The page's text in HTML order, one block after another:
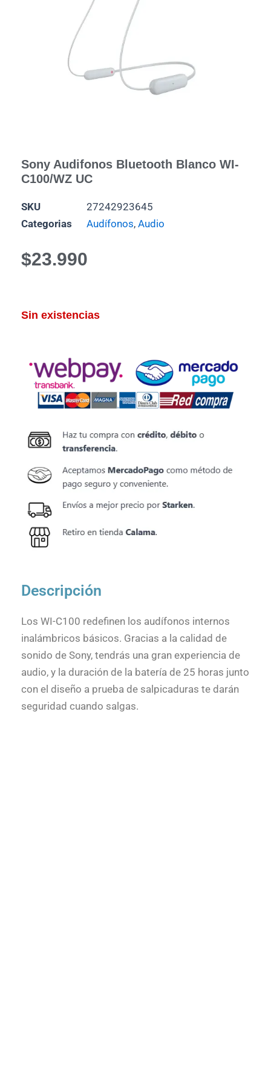
Sony Audifonos Bluetooth Blanco WI-
C100/WZ UC
SKU
27242923645
Categorias
Audífonos, Audio
$23.990
Sin existencias
Descripción
Los WI-C100 redefinen los audífonos internos
inalámbricos básicos. Gracias a la calidad de
sonido de Sony, tendrás una gran experiencia de
audio, y la duración de la batería de 25 horas junto
con el diseño a prueba de salpicaduras te darán
seguridad cuando salgas.